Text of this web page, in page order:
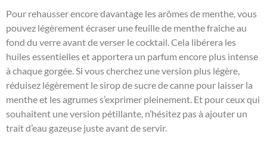
Pour rehausser encore davantage les arômes de menthe, vous
pouvez légèrement écraser une feuille de menthe fraîche au
fond du verre avant de verser le cocktail. Cela libérera les
huiles essentielles et apportera un parfum encore plus intense
à chaque gorgée. Si vous cherchez une version plus légère,
réduisez légèrement le sirop de sucre de canne pour laisser la
menthe et les agrumes s’exprimer pleinement. Et pour ceux qui
souhaitent une version pétillante, n’hésitez pas à ajouter un
trait d’eau gazeuse juste avant de servir.